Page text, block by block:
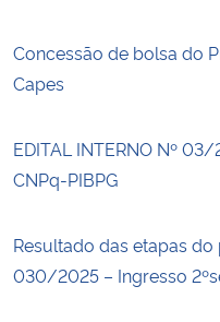
Planalto
Concessão de bolsa do
Capes
EDITAL INTERNO Nº
CNPq-PIBPG
Resultado das etapas
030/2025 – Ingresso